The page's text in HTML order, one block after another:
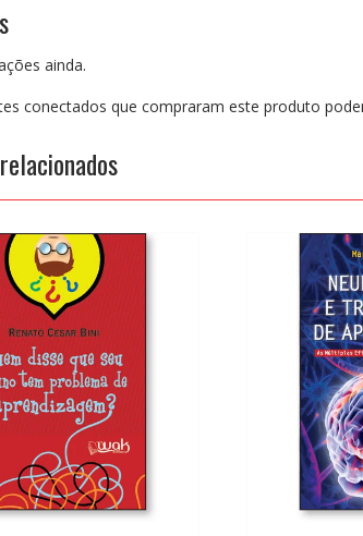
ainda.
conectados que compraram este produto